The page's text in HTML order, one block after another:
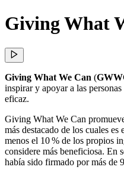
Giving What
Giving What We Can (
inspirar y apoyar a las
eficaz.
Giving What We Can
más destacado de los cuales
menos el 10 % de los propios
considere más beneficiosa. En
había sido firmado por más de